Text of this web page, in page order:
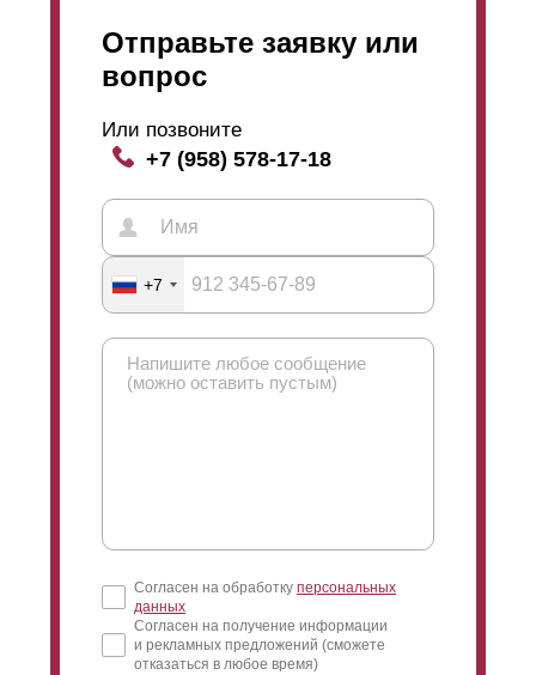
Отправьте заявку или
вопрос
Или позвоните
+7 (958) 578-17-18
+7
Согласен на обработку персональных
данных
Согласен на получение информации
и рекламных предложений (сможете
отказаться в любое время)